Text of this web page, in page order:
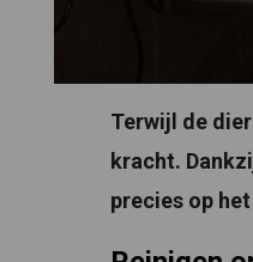
Terwijl de
kracht.
precies op